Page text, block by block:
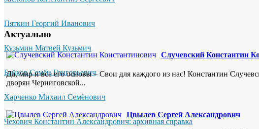
Пяткин Георгий Иванович
Кузьмин Матвей Кузьмич
Байков Семён Григорьевич
Харченко Михаил Семёнович
Чехович Константин Александрович: архивная справка
Актуально
Случевский Константин
Да, мир и все его основы – Свои для каждого из нас! Константин
дворян Черниговской...
Цвылев Сергей Александрович